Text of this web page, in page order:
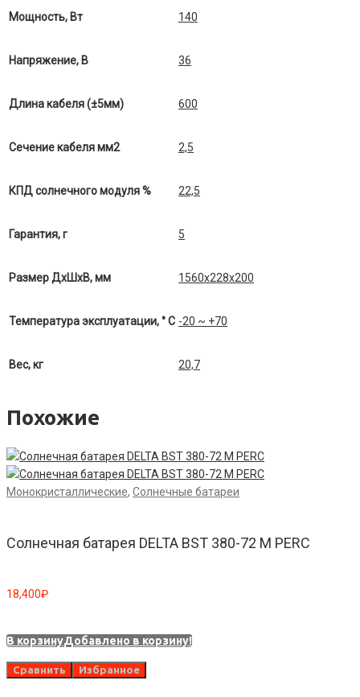
Мощность, Вт 140
Напряжение, В 36
Длина кабеля (±5мм) 600
Сечение кабеля мм2 2,5
КПД солнечного модуля % 22,5
Гарантия, г 5
Размер ДхШхВ, мм 1560х228х200
Температура эксплуатации, ° С -20 ~ +70
Вес, кг 20,7
Похожие
Монокристаллические, Солнечные батареи
Солнечная батарея DELTA BST 380-72 M PERC
18,400₽
В корзинуДобавлено в корзину!
Сравнить Избранное